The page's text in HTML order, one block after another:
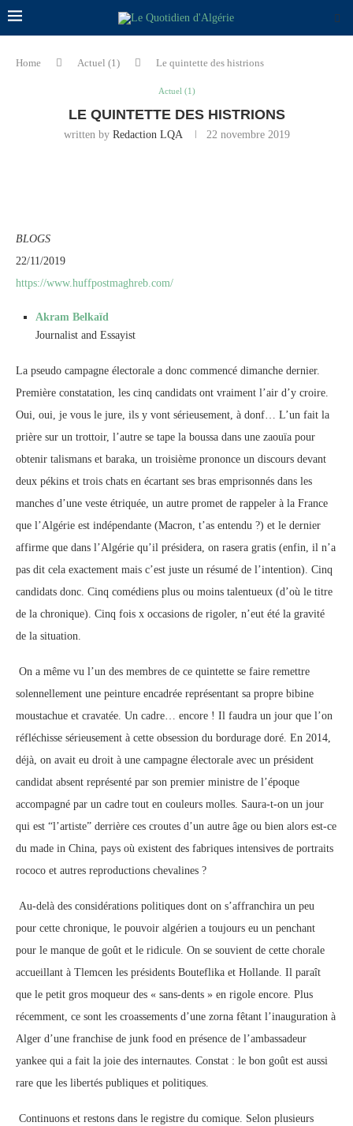
Home Actuel (1) Le quintette des histrions
Actuel (1)
LE QUINTETTE DES HISTRIONS
written by Redaction LQA 22 novembre 2019
BLOGS
22/11/2019
https://www.huffpostmaghreb.com/
Akram Belkaïd
Journalist and Essayist
La pseudo campagne électorale a donc commencé dimanche dernier.
Première constatation, les cinq candidats ont vraiment l’air d’y croire.
Oui, oui, je vous le jure, ils y vont sérieusement, à donf… L’un fait la
prière sur un trottoir, l’autre se tape la boussa dans une zaouïa pour
obtenir talismans et baraka, un troisième prononce un discours devant
deux pékins et trois chats en écartant ses bras emprisonnés dans les
manches d’une veste étriquée, un autre promet de rappeler à la France
que l’Algérie est indépendante (Macron, t’as entendu ?) et le dernier
affirme que dans l’Algérie qu’il présidera, on rasera gratis (enfin, il n’a
pas dit cela exactement mais c’est juste un résumé de l’intention). Cinq
candidats donc. Cinq comédiens plus ou moins talentueux (d’où le titre
de la chronique). Cinq fois x occasions de rigoler, n’eut été la gravité
de la situation.
On a même vu l’un des membres de ce quintette se faire remettre
solennellement une peinture encadrée représentant sa propre bibine
moustachue et cravatée. Un cadre… encore ! Il faudra un jour que l’on
réfléchisse sérieusement à cette obsession du bordurage doré. En 2014,
déjà, on avait eu droit à une campagne électorale avec un président
candidat absent représenté par son premier ministre de l’époque
accompagné par un cadre tout en couleurs molles. Saura-t-on un jour
qui est “l’artiste” derrière ces croutes d’un autre âge ou bien alors est-ce
du made in China, pays où existent des fabriques intensives de portraits
rococo et autres reproductions chevalines ?
Au-delà des considérations politiques dont on s’affranchira un peu
pour cette chronique, le pouvoir algérien a toujours eu un penchant
pour le manque de goût et le ridicule. On se souvient de cette chorale
accueillant à Tlemcen les présidents Bouteflika et Hollande. Il paraît
que le petit gros moqueur des « sans-dents » en rigole encore. Plus
récemment, ce sont les croassements d’une zorna fêtant l’inauguration à
Alger d’une franchise de junk food en présence de l’ambassadeur
yankee qui a fait la joie des internautes. Constat : le bon goût est aussi
rare que les libertés publiques et politiques.
Continuons et restons dans le registre du comique. Selon plusieurs